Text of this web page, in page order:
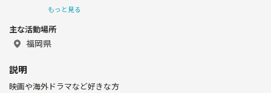
映像カメラマン兼編集
もっと見る
主な活動場所
福岡県
説明
映画や海外ドラマなど好きな方